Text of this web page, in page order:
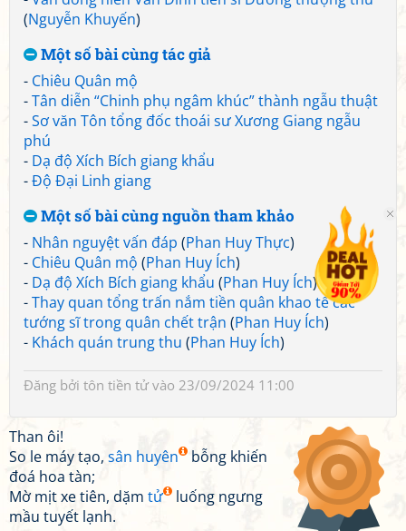
(Nguyễn Khuyến)
Một số bài cùng tác giả
- Chiêu Quân mộ
-Tân diễn “Chinh phụ ngâm khúc” thành ngẫu thuật
-Sơ văn Tôn tổng đốc thoái sư Xương Giang ngẫu
phú
- Dạ độ Xích Bích giang khẩu
-Độ Đại Linh giang
Một số bài cùng nguồn tham khảo
- Nhân nguyệt vấn đáp (Phan Huy Thực)
- Chiêu Quân mộ (Phan Huy Ích)
- Dạ độ Xích Bích giang khẩu (Phan Huy Ích)
-Thay quan tổng trấn nắm tiền quân khao tế các
tướng sĩ trong quân chết trận (Phan Huy Ích)
- Khách quán trung thu (Phan Huy Ích)
Đăng bởi tôn tiền tửvào 23/09/2024 11:00
Than ôi!
So le máy tạo, sân huyên
bỗng khiến
đoá hoa tàn;
Mờ mịt xe tiên, dặm tử
luống ngưng
mầu tuyết lạnh.